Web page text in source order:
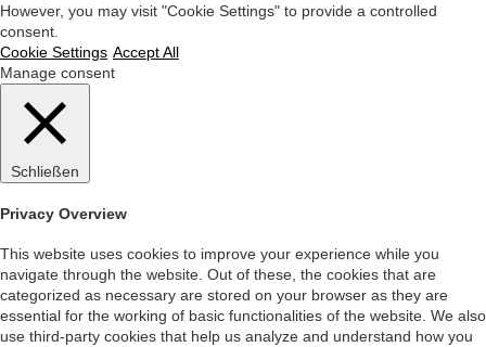
However, you may visit "Cookie Settings" to provide a controlled
consent.
Cookie Settings Accept All
Manage consent
Schließen
Privacy Overview
This website uses cookies to improve your experience while you
navigate through the website. Out of these, the cookies that are
categorized as necessary are stored on your browser as they are
essential for the working of basic functionalities of the website. We also
use third-party cookies that help us analyze and understand how you